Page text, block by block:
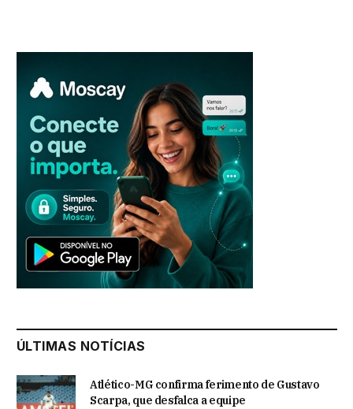
ÚLTIMAS NOTÍCIAS
Atlético-MG confirma ferimento de Gustavo
Scarpa, que desfalca a equipe